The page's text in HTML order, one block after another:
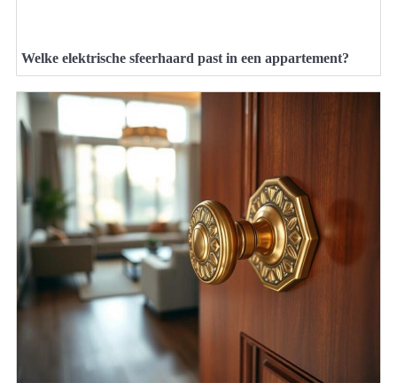
Welke elektrische sfeerhaard past in een appartement?